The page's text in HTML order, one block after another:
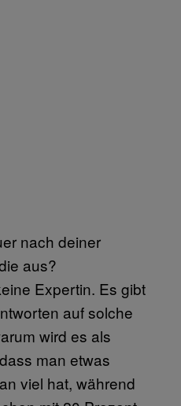
nach deiner
aus?
Expertin. Es gibt
auf solche
wird es als
man etwas
viel hat, während